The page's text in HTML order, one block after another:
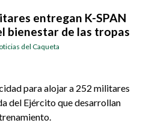
entregan K-SPAN
bienestar de las tropas
del Caqueta
para alojar a 252 militares
del Ejército que desarrollan